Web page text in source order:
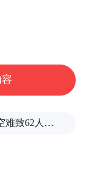
年期国债期
观策略主
看这可能会
巴西空难致62人遇难，警方指控10余人